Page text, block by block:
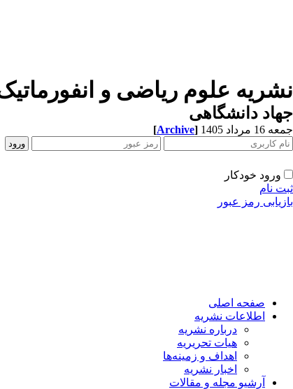
نشریه علوم ریاضی و
جهاد دانشگاهی
جمعه 16 مرداد 1405 [Archive]
ورود خودکار
ثبت نام
بازیابی رمز عبور
صفحه اصلی
اطلاعات نشریه
درباره نشریه
هیات تحریریه
اهداف و زمینه‌ها
اخبار نشریه
آرشیو مجله و مقالات